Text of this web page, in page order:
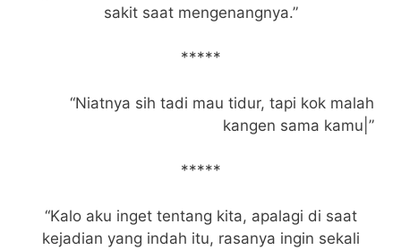
sakit saat mengenangnya.”
*****
“Niatnya sih tadi mau tidur, tapi kok malah
kangen sama kamu|”
*****
“Kalo aku inget tentang kita, apalagi di saat
kejadian yang indah itu, rasanya ingin sekali